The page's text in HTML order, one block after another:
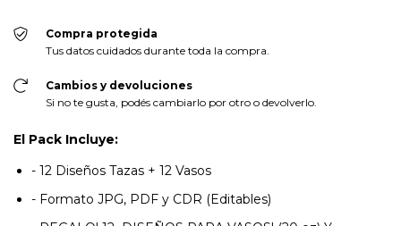
Compra protegida
Tus datos cuidados durante toda la compra.
Cambios y devoluciones
Si no te gusta, podés cambiarlo por otro o devolverlo.
El Pack Incluye:
- 12 Diseños Tazas + 12 Vasos
- Formato JPG, PDF y CDR (Editables)